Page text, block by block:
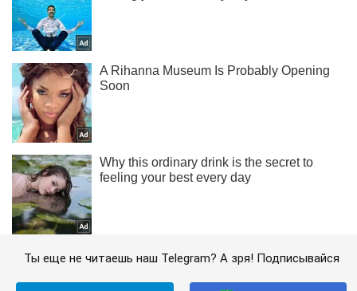
Ты еще не читаешь наш Telegram? А зря! Подписывайся